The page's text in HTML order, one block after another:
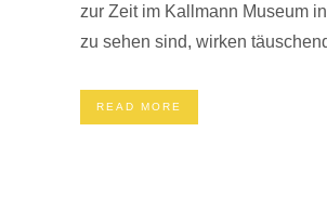
zur Zeit im Kallmann Museum
zu sehen sind, wirken
READ MORE